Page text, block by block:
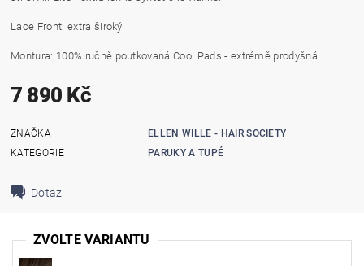
Lace Front: extra široký.
Montura: 100% ručně poutkovaná Cool Pads - extrémě prodyšná.
7 890 Kč
ZNAČKA
ELLEN WILLE - HAIR SOCIETY
KATEGORIE
PARUKY A TUPÉ
Dotaz
ZVOLTE VARIANTU